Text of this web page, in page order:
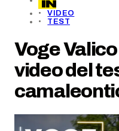
VIDEO
TEST
Voge
video del